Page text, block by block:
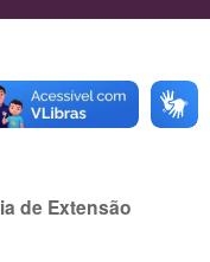
de Extensão